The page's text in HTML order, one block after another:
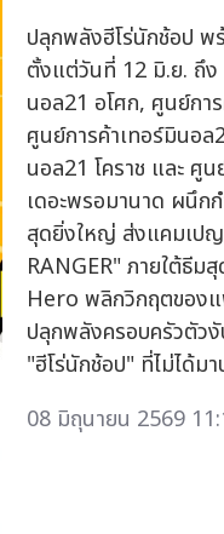
ปลุกพลังฮีโร่นักช้อป พ
ตั้งแต่วันที่ 12 มิ.ย. ถึง
นอล21 อโศก, ศูนย์กา
ศูนย์การค้าเทอร์มินอ
นอล21 โคราช และ ศู
เดอะพรอมานาด ผนึก
สุดยิ่งใหญ่ ส่งแคมเปญ
RANGER" ภายใต้ธี
Hero พลิกวิกฤตของแ
ปลุกพลังครอบครัวตัว
"ฮีโร่นักช้อป" ที่ไม่ได้ม
08 มิถุนายน 2569